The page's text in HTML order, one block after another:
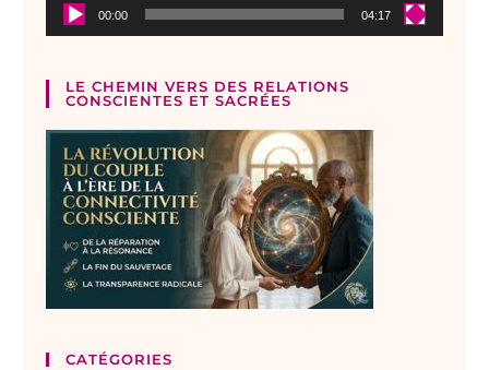
00:00 04:17
LE CHEMIN VERS DES RELATIONS
CONSCIENTES ET SACRÉES
CATÉGORIES